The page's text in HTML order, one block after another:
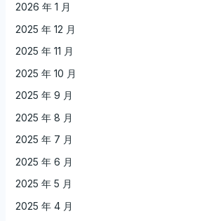
2026 年 1 月
2025 年 12 月
2025 年 11 月
2025 年 10 月
2025 年 9 月
2025 年 8 月
2025 年 7 月
2025 年 6 月
2025 年 5 月
2025 年 4 月